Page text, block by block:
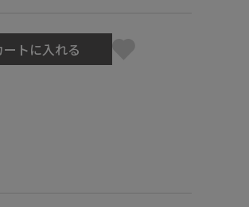
ートに入れる